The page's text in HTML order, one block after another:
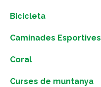
Bicicleta
Caminades Esportives
Coral
Curses de muntanya